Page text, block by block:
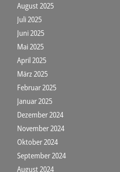
August 2025
Juli 2025
Juni 2025
Mai 2025
April 2025
März 2025
Februar 2025
Januar 2025
Dezember 2024
November 2024
Oktober 2024
September 2024
August 2024